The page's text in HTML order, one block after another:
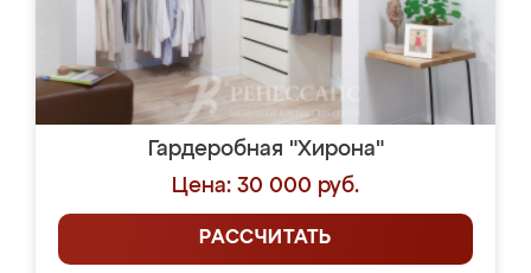
Гардеробная "Хирона"
Цена: 30 000 руб.
РАССЧИТАТЬ